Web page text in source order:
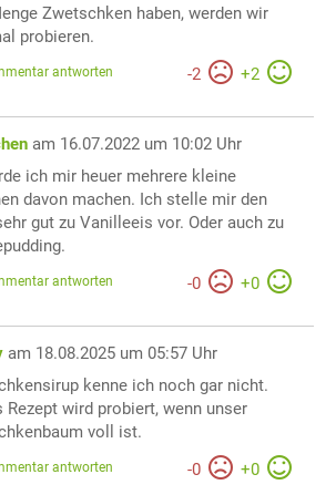
Zwetschken haben, werden wir
probieren.
-2 +2
antworten
am 16.07.2022 um 10:02 Uhr
ich mir heuer mehrere kleine
davon machen. Ich stelle mir den
gut zu Vanilleeis vor. Oder auch zu
-0 +0
antworten
am 18.08.2025 um 05:57 Uhr
kenne ich noch gar nicht.
Rezept wird probiert, wenn unser
voll ist.
-0 +0
antworten